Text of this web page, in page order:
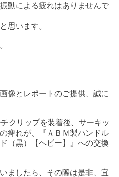
動による疲れはありませんで
思います。
像とレポートのご提供、誠に
クリップを装着後、サーキッ
痺れが、『ＡＢＭ製ハンドル
（黒）【ヘビー】』への交換
ましたら、その際は是非、宜